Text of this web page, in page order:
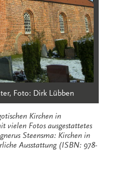
Foto: Dirk Lübben
Kirchen in
vielen Fotos ausgestattetes
Steensma: Kirchen in
Ausstattung (ISBN: 978-